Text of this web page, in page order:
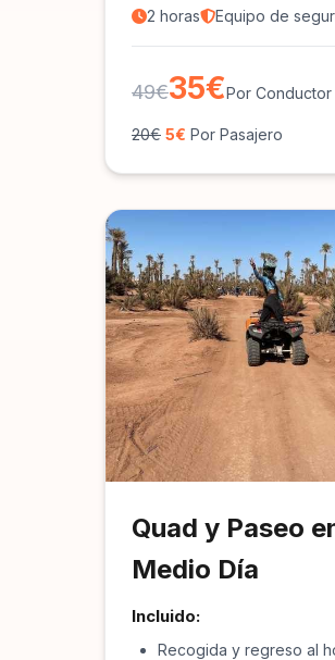
2 horas Equipo de
49€35€Por Conductor
20€ 5€ Por Pasajero
Quad y Paseo
Medio Día
Incluido:
Recogida y regreso al